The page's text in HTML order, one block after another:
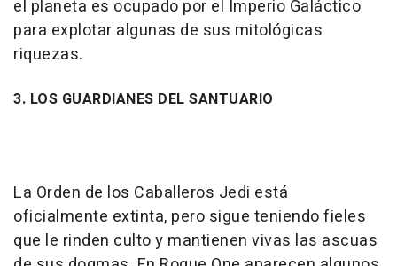
el planeta es ocupado por el Imperio Galáctico
para explotar algunas de sus mitológicas
riquezas.
3. LOS GUARDIANES DEL SANTUARIO
La Orden de los Caballeros Jedi está
oficialmente extinta, pero sigue teniendo fieles
que le rinden culto y mantienen vivas las ascuas